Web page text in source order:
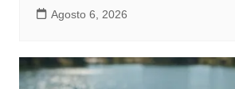
Agosto 6, 2026